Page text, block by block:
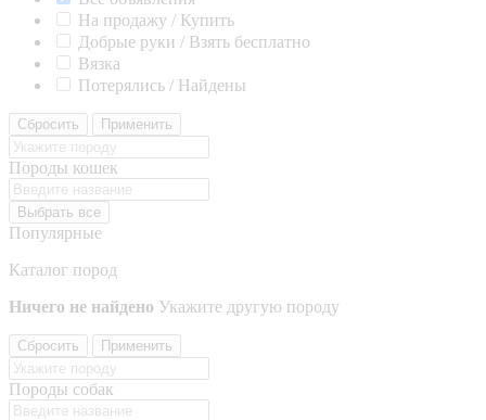
На продажу / Купить
Добрые руки / Взять бесплатно
Вязка
Потерялись / Найдены
Сбросить Применить
Породы кошек
Выбрать все
Популярные
Каталог пород
Ничего не найдено Укажите другую породу
Сбросить Применить
Породы собак